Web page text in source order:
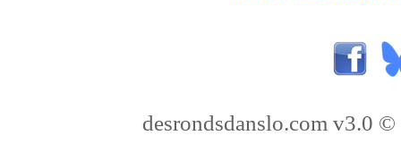
desrondsdanslo.com v3.0